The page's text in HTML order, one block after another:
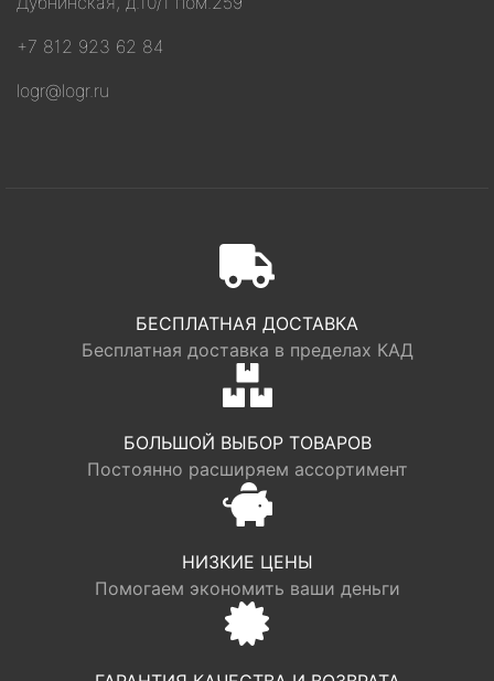
+7 812 923 62 84
logr@logr.ru
БЕСПЛАТНАЯ ДОСТАВКА
Бесплатная доставка в пределах КАД
БОЛЬШОЙ ВЫБОР ТОВАРОВ
Постоянно расширяем ассортимент
НИЗКИЕ ЦЕНЫ
Помогаем экономить ваши деньги